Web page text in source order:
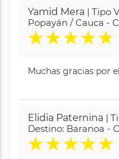
Yamid Mera | Tipo
Popayán / Cauca -
★★★★★
Muchas gracias por
Elidia Paternina |
Destino: Baranoa -
★★★★★